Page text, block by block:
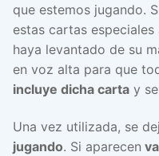
que estemos jugando.
estas cartas
haya levantado de su
en voz alta para que
incluye dicha carta y
Una vez utilizada, se
jugando. Si aparecen